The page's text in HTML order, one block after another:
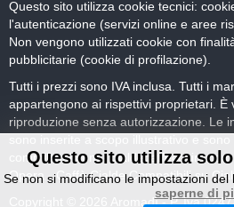
Questo sito utilizza
Se non si modificano le impostazioni del
saperne di
Questo sito utilizza cookie tecnici:
l'autenticazione (servizi online e aree
Non vengono utilizzati cookie con
pubblicitarie (cookie di profilazione).
Tutti i prezzi sono IVA inclusa. Tutti i
appartengono ai rispettivi proprietari. È
riproduzione senza autorizzazione. Le
commilitoni.com-cialdecaffecovim.com
Opera - Caffè Cialde Compatibili su
Copyright © 2026 Aromadì - P. Iva